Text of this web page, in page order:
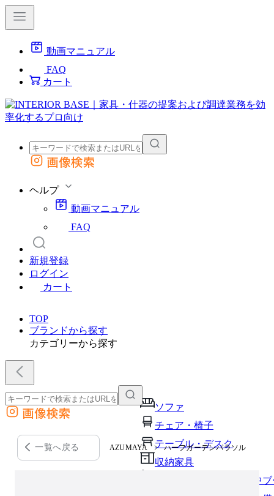
動画マニュアル
FAQ
カート
外部サイトの商品をカートに追加
画像検索
ヘルプ
動画マニュアル
FAQ
新規登録
ログイン
カート
TOP
ブランドから探す
カテゴリーから探す
ソファ
チェア・椅子
テーブル・デスク
収納家具
パーソナルブース・集中
外部サイトの商品をカートに追加
他のサイトで見つけた商品ページのURLを貼り付けて、カートに追加できます
画像検索
一覧へ戻る AZUMAYA ハーフガーデンパラソル